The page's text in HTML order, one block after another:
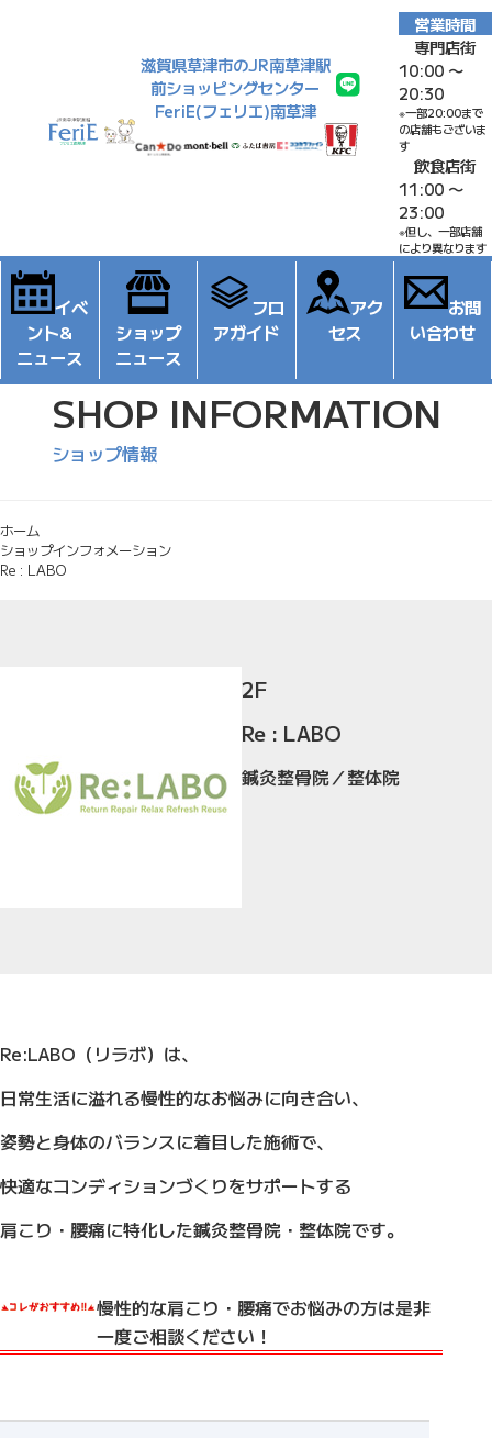
滋賀県草津市のJR南草津駅
前ショッピングセンター
FeriE(フェリエ)南草津
営業時間
専門店街
10:00 〜
20:30
※一部20:00まで
の店舗もございま
す
飲食店街
11:00 〜
23:00
※但し、一部店舗
により異なります
イベ
ント&
ニュース
ショップ
ニュース
フロ
アガイド
アク
セス
お問
い合わせ
SHOP INFORMATION
ショップ情報
ホーム
ショップインフォメーション
Re : LABO
2F
Re : LABO
鍼灸整骨院／整体院
Re:LABO（リラボ）は、
日常生活に溢れる慢性的なお悩みに向き合い、
姿勢と身体のバランスに着目した施術で、
快適なコンディションづくりをサポートする
肩こり・腰痛に特化した鍼灸整骨院・整体院です。
慢性的な肩こり・腰痛でお悩みの方は是非
一度ご相談ください！